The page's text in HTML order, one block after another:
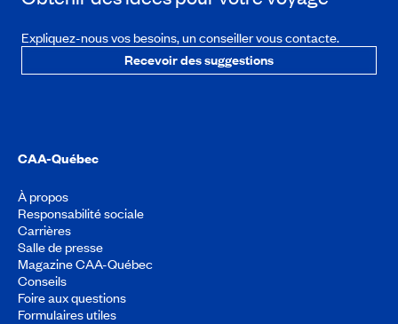
Expliquez-nous vos besoins, un conseiller vous contacte.
Recevoir des suggestions
CAA-Québec
À propos
Responsabilité sociale
Carrières
Salle de presse
Magazine CAA-Québec
Conseils
Foire aux questions
Formulaires utiles